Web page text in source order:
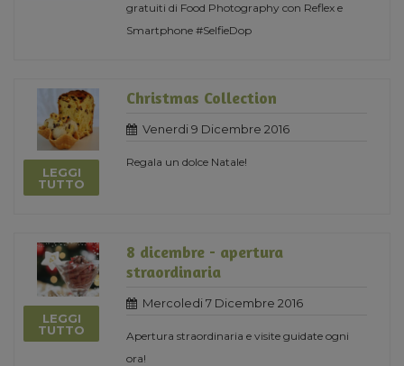
gratuiti di Food Photography con Reflex e
Smartphone #SelfieDop
LEGGI
TUTTO
Christmas Collection
Venerdi 9 Dicembre 2016
Regala un dolce Natale!
LEGGI
TUTTO
8 dicembre - apertura
straordinaria
Mercoledi 7 Dicembre 2016
Apertura straordinaria e visite guidate ogni
ora!